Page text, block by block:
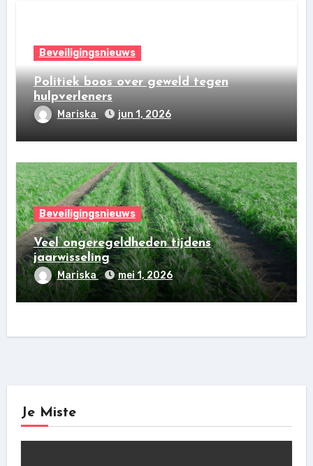
Beveiligingsnieuws
Politiek boos over geweld tegen
hulpverleners
Mariska jun 1, 2026
Beveiligingsnieuws
Veel ongeregeldheden tijdens
jaarwisseling
Mariska mei 1, 2026
Je Miste